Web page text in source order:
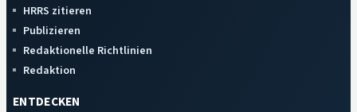
HRRS zitieren
Publizieren
Redaktionelle Richtlinien
Redaktion
ENTDECKEN